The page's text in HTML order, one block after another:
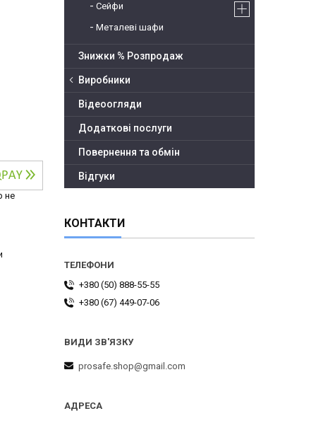
не
Сейфи
Металеві шафи
Знижки % Розпродаж
Виробники
Відеоогляди
Додаткові послуги
Повернення та обмін
Відгуки
КОНТАКТИ
+380 (50) 888-55-55
+380 (67) 449-07-06
prosafe.shop@gmail.com